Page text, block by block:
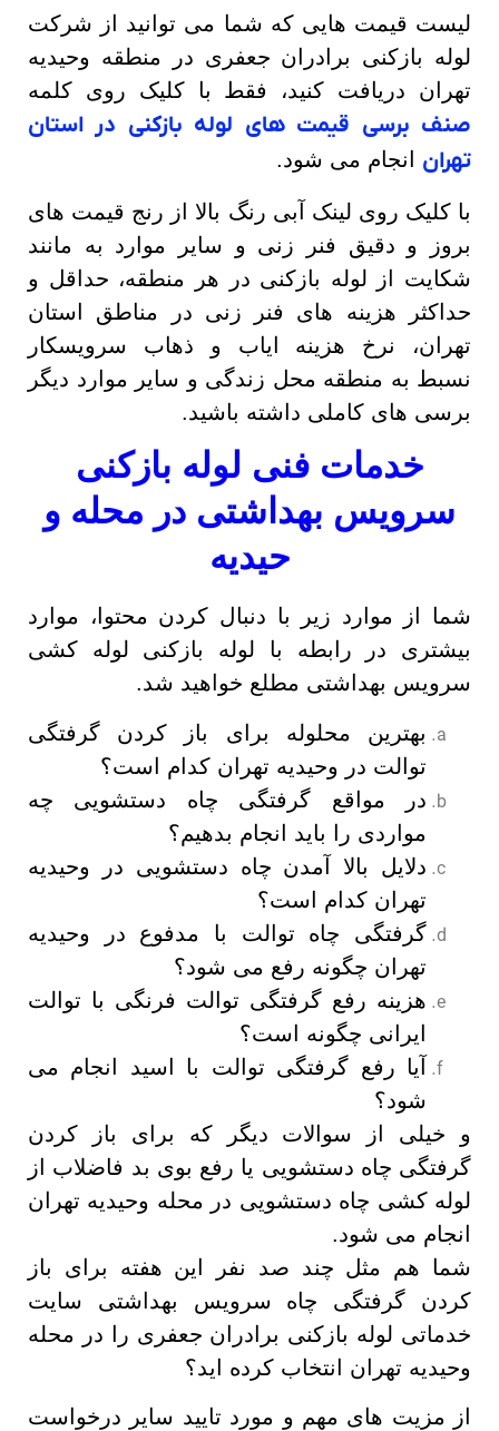
لیست قیمت هایی که شما می توانید از شرکت
لوله بازکنی برادران جعفری در منطقه وحیدیه
تهران دریافت کنید، فقط با کلیک روی کلمه
صنف برسی قیمت های لوله بازکنی در استان
تهران انجام می شود.
با کلیک روی لینک آبی رنگ بالا از رنج قیمت های
بروز و دقیق فنر زنی و سایر موارد به مانند
شکایت از لوله بازکنی در هر منطقه، حداقل و
حداکثر هزینه های فنر زنی در مناطق استان
تهران، نرخ هزینه ایاب و ذهاب سرویسکار
نسبط به منطقه محل زندگی و سایر موارد دیگر
برسی های کاملی داشته باشید.
خدمات فنی لوله بازکنی
سرویس بهداشتی در محله و
حیدیه
شما از موارد زیر با دنبال کردن محتوا، موارد
بیشتری در رابطه با لوله بازکنی لوله کشی
سرویس بهداشتی مطلع خواهید شد.
بهترین محلوله برای باز کردن گرفتگی
توالت در وحیدیه تهران کدام است؟
در مواقع گرفتگی چاه دستشویی چه
مواردی را باید انجام بدهیم؟
دلایل بالا آمدن چاه دستشویی در وحیدیه
تهران کدام است؟
گرفتگی چاه توالت با مدفوع در وحیدیه
تهران چگونه رفع می شود؟
هزینه رفع گرفتگی توالت فرنگی با توالت
ایرانی چگونه است؟
آیا رفع گرفتگی توالت با اسید انجام می
شود؟
و خیلی از سوالات دیگر که برای باز کردن
گرفتگی چاه دستشویی یا رفع بوی بد فاضلاب از
لوله کشی چاه دستشویی در محله وحیدیه تهران
انجام می شود.
شما هم مثل چند صد نفر این هفته برای باز
کردن گرفتگی چاه سرویس بهداشتی سایت
خدماتی لوله بازکنی برادران جعفری را در محله
وحیدیه تهران انتخاب کرده اید؟
از مزیت های مهم و مورد تایید سایر درخواست